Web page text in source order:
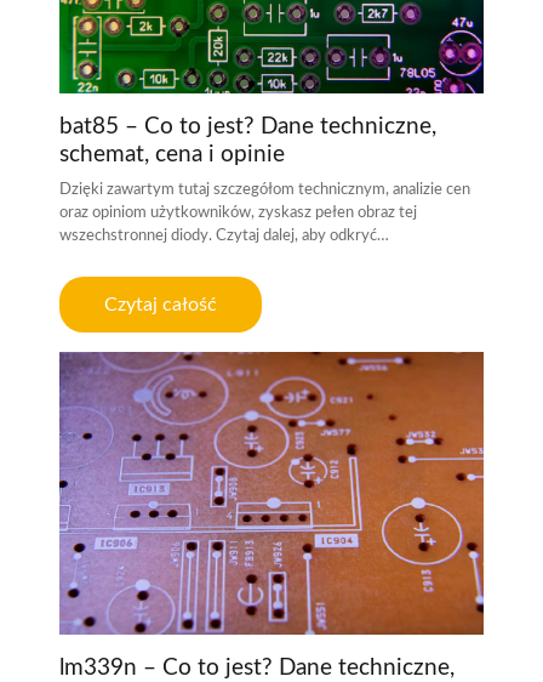
bat85 – Co to jest? Dane techniczne,
schemat, cena i opinie
Dzięki zawartym tutaj szczegółom technicznym, analizie cen
oraz opiniom użytkowników, zyskasz pełen obraz tej
wszechstronnej diody. Czytaj dalej, aby odkryć…
Czytaj całość
lm339n – Co to jest? Dane techniczne,